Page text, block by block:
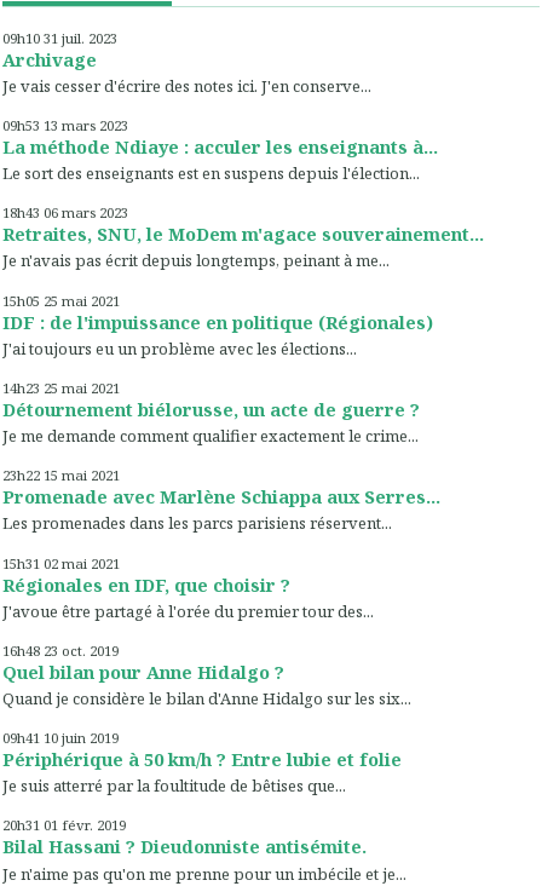
09h10 31 juil. 2023
Archivage
Je vais cesser d'écrire des notes ici. J'en conserve...
09h53 13 mars 2023
La méthode Ndiaye : acculer les enseignants à...
Le sort des enseignants est en suspens depuis l'élection...
18h43 06 mars 2023
Retraites, SNU, le MoDem m'agace souverainement...
Je n'avais pas écrit depuis longtemps, peinant à me...
15h05 25 mai 2021
IDF : de l'impuissance en politique (Régionales)
J'ai toujours eu un problème avec les élections...
14h23 25 mai 2021
Détournement biélorusse, un acte de guerre ?
Je me demande comment qualifier exactement le crime...
23h22 15 mai 2021
Promenade avec Marlène Schiappa aux Serres...
Les promenades dans les parcs parisiens réservent...
15h31 02 mai 2021
Régionales en IDF, que choisir ?
J'avoue être partagé à l'orée du premier tour des...
16h48 23 oct. 2019
Quel bilan pour Anne Hidalgo ?
Quand je considère le bilan d'Anne Hidalgo sur les six...
09h41 10 juin 2019
Périphérique à 50 km/h ? Entre lubie et folie
Je suis atterré par la foultitude de bêtises que...
20h31 01 févr. 2019
Bilal Hassani ? Dieudonniste antisémite.
Je n'aime pas qu'on me prenne pour un imbécile et je...